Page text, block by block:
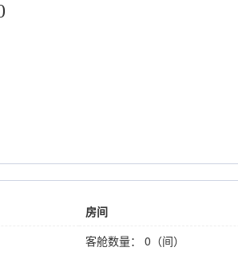
房间
客舱数量： 0（间）